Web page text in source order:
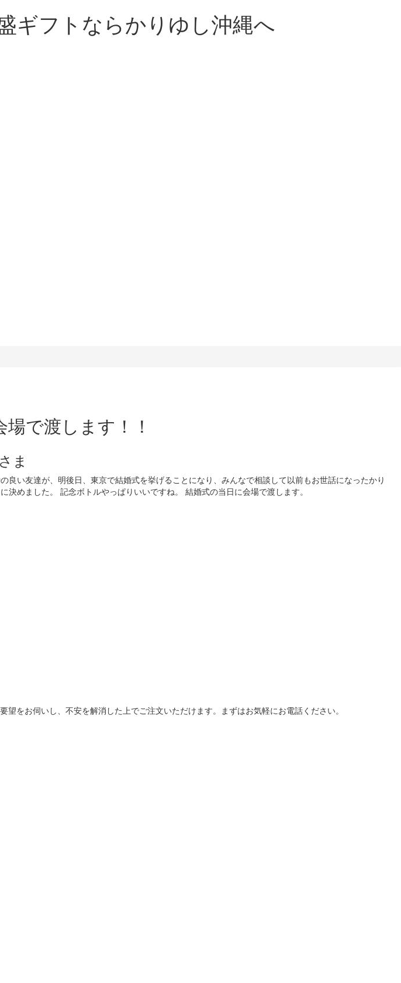
ギフトならかりゆし沖縄へ
で渡します！！
ま
良い友達が、明後日、東京で結婚式を挙げることになり、みんなで相談して以前もお世話になったかり
決めました。 記念ボトルやっぱりいいですね。 結婚式の当日に会場で渡します。
をお伺いし、不安を解消した上でご注文いただけます。まずはお気軽にお電話ください。